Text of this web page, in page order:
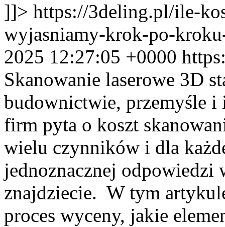
]]> https://3deling.pl/ile-
wyjasniamy-krok-po-
2025 12:27:05 +0000
Skanowanie laserowe 3D
budownictwie, przemyśle i
firm pyta o koszt
wielu czynników i dla
jednoznacznej odpowiedzi
znajdziecie. W tym
proces wyceny, jakie